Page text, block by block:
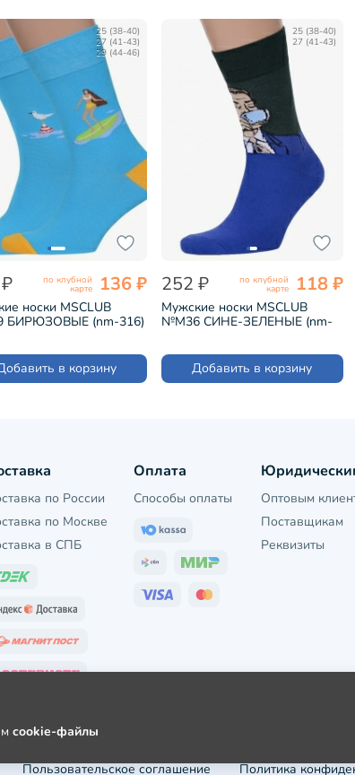
25 (38-40)
27 (41-43)
29 (44-46)
по клубной
карте 136 ₽
носки MSCLUB
(nm-316)
в корзину
25 (38-40)
27 (41-43)
252 ₽ по клубной
карте 118 ₽
Мужские носки MSCLUB
№М36 СИНЕ-ЗЕЛЕНЫЕ (nm-
Добавить в корзину
по России
по Москве
в СПБ
Оплата
Способы оплаты
Оптовым
Поставщикам
Реквизиты
Пользовательское соглашение Политика
cookie-файлы